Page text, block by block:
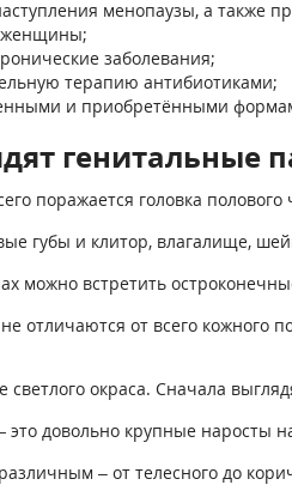
менопаузы, а также
заболевания;
терапию антибиотиками;
и приобретёнными
генитальные
поражается головка
губы и клитор, влагалище,
можно встретить
отличаются от всего кожного
светлого окраса. Сначала
довольно крупные наросты
– от телесного до